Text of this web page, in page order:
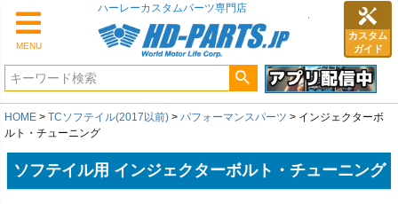
MENU
カスタム
ガイド
ハーレーカスタムパーツ専門店
HOME TCソフテイル(2017以前) パフォーマンスパーツ
インジェクターボ
ルト・チューニング
ソフテイル用 インジェクターボルト・チューニング